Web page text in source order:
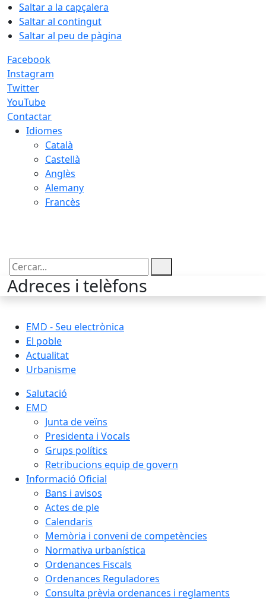
Saltar a la capçalera
Saltar al contingut
Saltar al peu de pàgina
Facebook
Instagram
Twitter
YouTube
Contactar
Idiomes
Català
Castellà
Anglès
Alemany
Francès
Cercar:
Adreces i telèfons
EMD - Seu electrònica
El poble
Actualitat
Urbanisme
Salutació
EMD
Junta de veïns
Presidenta i Vocals
Grups polítics
Retribucions equip de govern
Informació Oficial
Bans i avisos
Actes de ple
Calendaris
Memòria i conveni de competències
Normativa urbanística
Ordenances Fiscals
Ordenances Reguladores
Consulta prèvia ordenances i reglaments